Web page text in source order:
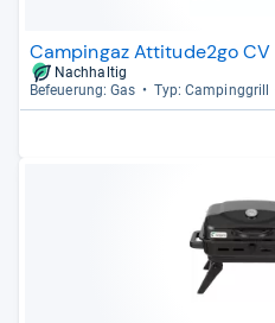
Campingaz Attitude2go CV
Nachhaltig
Befeue­rung: Gas
Typ: Cam­ping­grill